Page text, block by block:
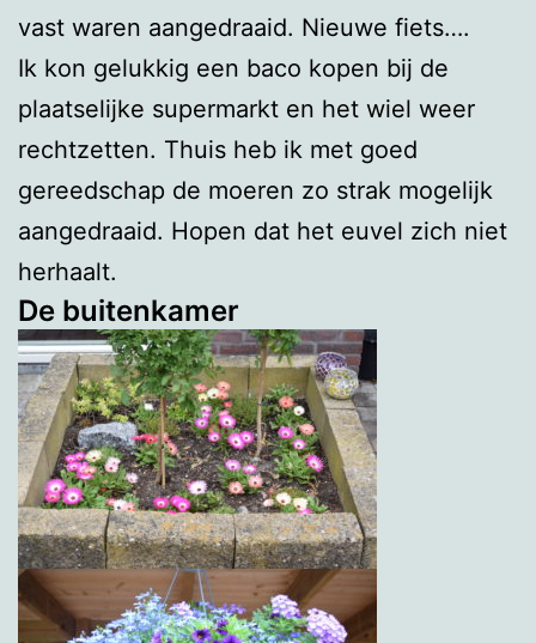
vast waren aangedraaid. Nieuwe fiets….
Ik kon gelukkig een baco kopen bij de
plaatselijke supermarkt en het wiel weer
rechtzetten. Thuis heb ik met goed
gereedschap de moeren zo strak mogelijk
aangedraaid. Hopen dat het euvel zich niet
herhaalt.
De buitenkamer